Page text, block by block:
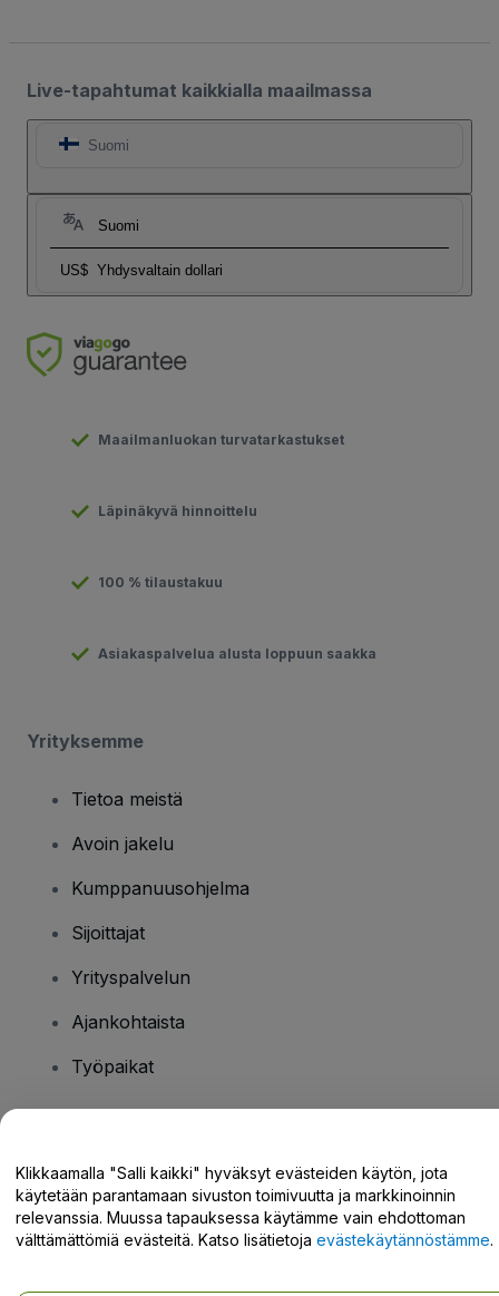
Live-tapahtumat kaikkialla maailmassa
Suomi
Suomi
US$ Yhdysvaltain dollari
Maailmanluokan turvatarkastukset
Läpinäkyvä hinnoittelu
100 % tilaustakuu
Asiakaspalvelua alusta loppuun saakka
Yrityksemme
Tietoa meistä
Avoin jakelu
Kumppanuusohjelma
Sijoittajat
Yrityspalvelun
Ajankohtaista
Työpaikat
Tukikeskus / Ota meihin yhteyttä
Klikkaamalla "Salli kaikki" hyväksyt evästeiden käytön, jota
käytetään parantamaan sivuston toimivuutta ja markkinoinnin
relevanssia. Muussa tapauksessa käytämme vain ehdottoman
välttämättömiä evästeitä. Katso lisätietoja evästekäytännöstämme.